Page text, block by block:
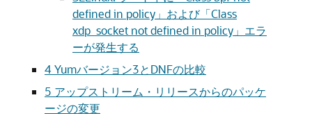
defined in policy」および「Class
xdp_socket not defined in policy」エラ
ーが発生する
4Yumバージョン3とDNFの比較
5 アップストリーム・リリースからのパッケ
ージの変更